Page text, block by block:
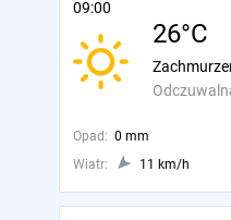
09:00
26°C
Opad: 0 mm
Wiatr:
11 km/h